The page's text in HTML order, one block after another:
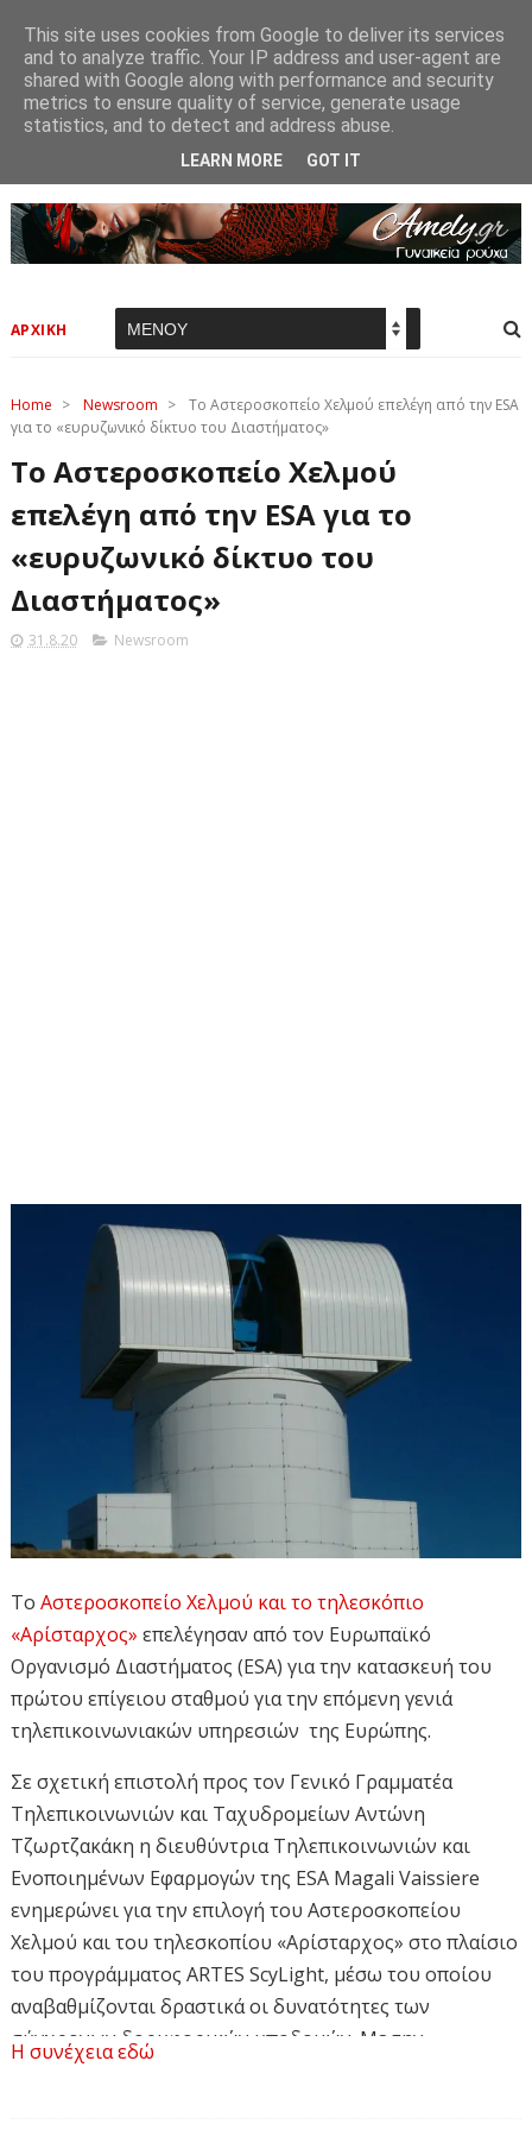
ΑΡΧΙΚΗ
Home > Newsroom >
Το Αστεροσκοπείο Χελμού επελέγη από την ESA
για το «ευρυζωνικό δίκτυο του Διαστήματος»
Το Αστεροσκοπείο Χελμού
επελέγη από την ESA για το
«ευρυζωνικό δίκτυο του
Διαστήματος»
31.8.20 Newsroom
Το Αστεροσκοπείο Χελμού και το τηλεσκόπιο
«Αρίσταρχος» επελέγησαν από τον Ευρωπαϊκό
Οργανισμό Διαστήματος (ESA) για την κατασκευή του
πρώτου επίγειου σταθμού για την επόμενη γενιά
τηλεπικοινωνιακών υπηρεσιών της Ευρώπης.
Σε σχετική επιστολή προς τον Γενικό Γραμματέα
Τηλεπικοινωνιών και Ταχυδρομείων Αντώνη
Τζωρτζακάκη η διευθύντρια Τηλεπικοινωνιών και
Ενοποιημένων Εφαρμογών της ESA Magali Vaissiere
ενημερώνει για την επιλογή του Αστεροσκοπείου
Χελμού και του τηλεσκοπίου «Αρίσταρχος» στο πλαίσιο
του προγράμματος ARTES ScyLight, μέσω του οποίου
αναβαθμίζονται δραστικά οι δυνατότητες των
σύγχρονων δορυφορικών υποδομών. Με την
ολοκλήρωση των σχετικών εργασιών, το
Η συνέχεια εδώ
This site uses cookies from Google to deliver its services
and to analyze traffic. Your IP address and user-agent are
shared with Google along with performance and security
metrics to ensure quality of service, generate usage
statistics, and to detect and address abuse.
LEARN MORE GOT IT